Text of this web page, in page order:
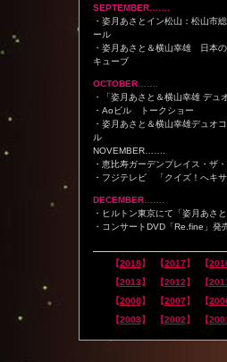
SEPTEMBER…….
・姿月あさとイン松山：松山市
ール
・姿月あさと＆横山幸雄 日本
キューブ
OCTOBER…….
・「姿月あさと＆横山幸雄 デュ
・Aoビル トークショー
・姿月あさと＆横山幸雄デュ
ル
NOVEMBER…….
・恵比寿ガーデンプレイス・ザ
・フジテレビ 「クイズ！へキ
DECEMBER…….
・ヒルトン東京にて「姿月あさ
・コンサートDVD「Re.fine」発
【2018】 【2017】 【
【2013】 【2012】 【
【2008】 【2007】 【
【2003】 【2002】 【